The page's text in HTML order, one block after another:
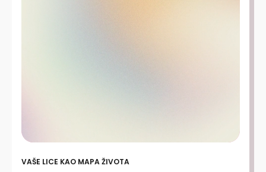
VAŠE LICE KAO MAPA ŽIVOTA